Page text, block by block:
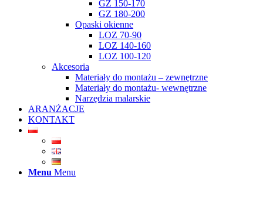
GZ 150-170
GZ 180-200
Opaski okienne
LOZ 70-90
LOZ 140-160
LOZ 100-120
Akcesoria
Materiały do montażu – zewnętrzne
Materiały do montażu- wewnętrzne
Narzędzia malarskie
ARANŻACJE
KONTAKT
Menu Menu